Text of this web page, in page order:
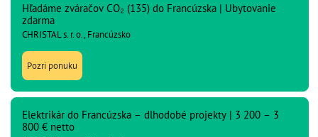
Hľadáme zváračov CO₂ (135) do Francúzska | Ubytovanie
zdarma
CHRISTAL s. r. o., Francúzsko
Pozri ponuku
Elektrikár do Francúzska – dlhodobé projekty | 3 200 – 3
800 € netto